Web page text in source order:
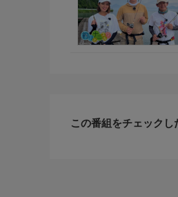
この番組をチェックし